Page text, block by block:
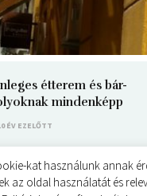
étterem és bár-
mindenképp
ÉV EZELŐTT
kat használunk annak
az oldal használatát és